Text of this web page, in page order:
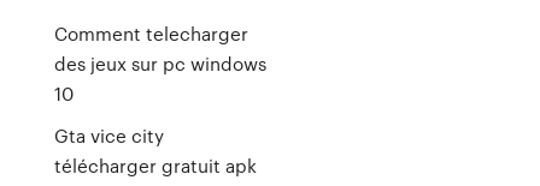
Comment telecharger
des jeux sur pc windows
10
Gta vice city
télécharger gratuit apk